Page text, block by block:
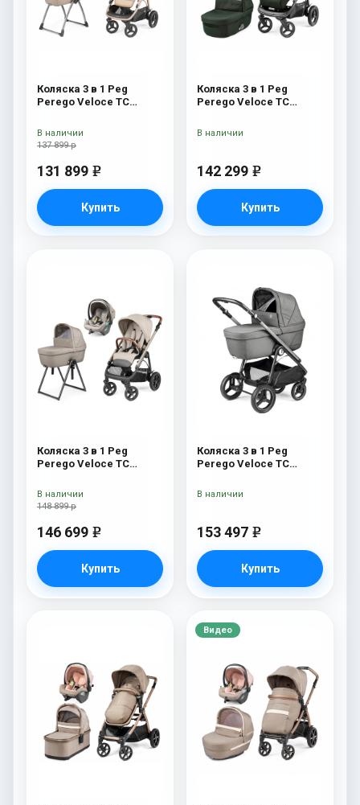
Коляска 3 в 1 Peg
Perego Veloce TC
Amour
137 899 р
131 899 e
Купить
В наличии
Коляска 3 в 1 Peg
Perego Veloce TC
142 299 e
Купить
В наличии
Коляска 3 в 1 Peg
Perego Veloce TC
New
148 899 р
146 699 e
Купить
В наличии
Коляска 3 в 1 Peg
Perego Veloce TC
Mercury
153 497 e
Купить
В наличии
Видео